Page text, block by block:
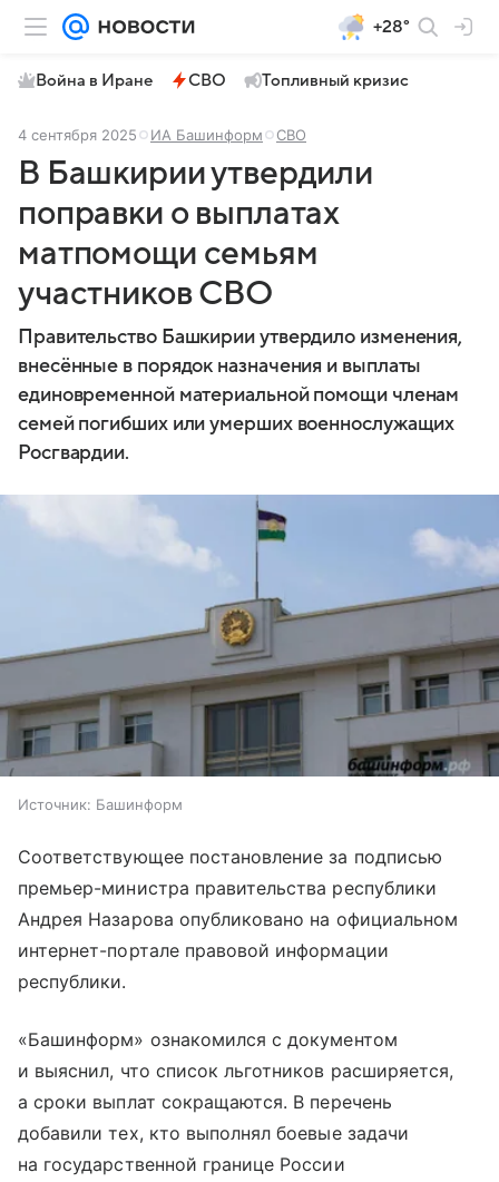
+28°
Война в Иране СВО Топливный кризис
4 сентября 2025 ИА Башинформ СВО
В Башкирии утвердили
поправки о выплатах
матпомощи семьям
участников СВО
Правительство Башкирии утвердило изменения,
внесённые в порядок назначения и выплаты
единовременной материальной помощи членам
семей погибших или умерших военнослужащих
Росгвардии.
Источник: Башинформ
Соответствующее постановление за подписью
премьер-министра правительства республики
Андрея Назарова опубликовано на официальном
интернет-портале правовой информации
республики.
«Башинформ» ознакомился с документом
и выяснил, что список льготников расширяется,
а сроки выплат сокращаются. В перечень
добавили тех, кто выполнял боевые задачи
на государственной границе России